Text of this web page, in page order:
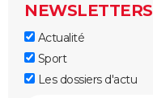
NEWSLETTERS
Actualité
Sport
Les dossiers d'actu